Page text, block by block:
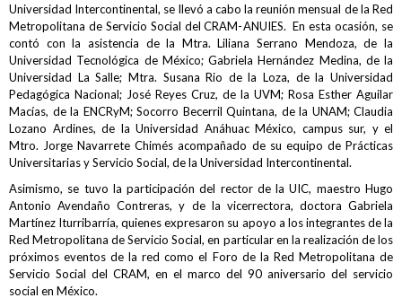
Universidad Intercontinental, se llevó a cabo la reunión mensual de la Red
Metropolitana de Servicio Social del CRAM-ANUIES. En esta ocasión, se
contó con la asistencia de la Mtra. Liliana Serrano Mendoza, de la
Universidad Tecnológica de México; Gabriela Hernández Medina, de la
Universidad La Salle; Mtra. Susana Rio de la Loza, de la Universidad
Pedagógica Nacional; José Reyes Cruz, de la UVM; Rosa Esther Aguilar
Macías, de la ENCRyM; Socorro Becerril Quintana, de la UNAM; Claudia
Lozano Ardines, de la Universidad Anáhuac México, campus sur, y el
Mtro. Jorge Navarrete Chimés acompañado de su equipo de Prácticas
Universitarias y Servicio Social, de la Universidad Intercontinental.
Asimismo, se tuvo la participación del rector de la UIC, maestro Hugo
Antonio Avendaño Contreras, y de la vicerrectora, doctora Gabriela
Martínez Iturribarría, quienes expresaron su apoyo a los integrantes de la
Red Metropolitana de Servicio Social, en particular en la realización de los
próximos eventos de la red como el Foro de la Red Metropolitana de
Servicio Social del CRAM, en el marco del 90 aniversario del servicio
social en México.